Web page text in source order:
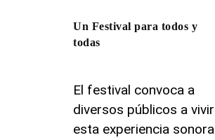
Un Festival para todos y
todas
El festival convoca a
diversos públicos a vivir
esta experiencia sonora